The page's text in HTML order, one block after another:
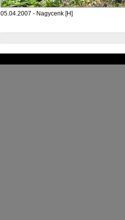
05.04.2007 - Nagycenk [H]